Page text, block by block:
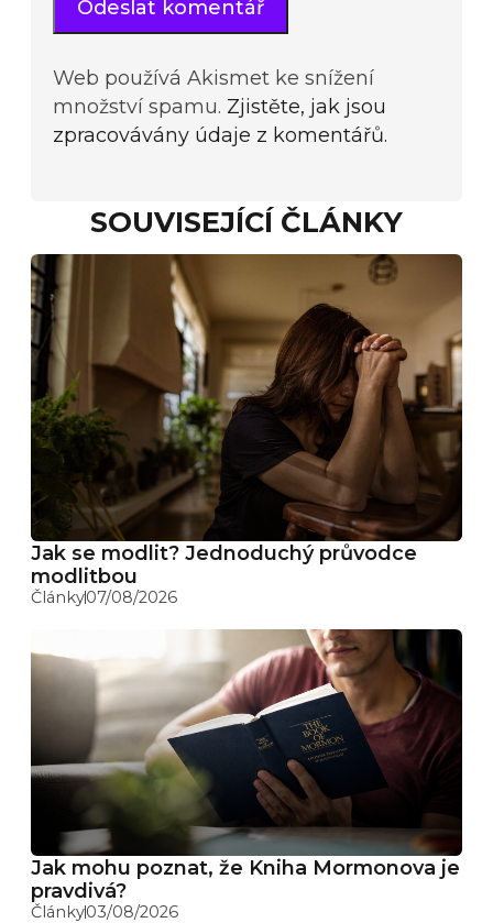
Web používá Akismet ke snížení
množství spamu. Zjistěte, jak jsou
zpracovávány údaje z komentářů.
SOUVISEJÍCÍ ČLÁNKY
Jak se modlit? Jednoduchý průvodce
modlitbou
Články07/08/2026
Jak mohu poznat, že Kniha Mormonova je
pravdivá?
Články03/08/2026